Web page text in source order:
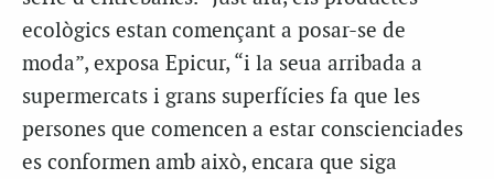
ecològics estan començant a posar-se de
moda”, exposa Epicur, “i la seua arribada a
supermercats i grans superfícies fa que les
persones que comencen a estar conscienciades
es conformen amb això, encara que siga